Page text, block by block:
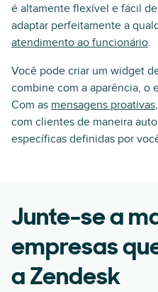
é altamente flexível e fácil
adaptar perfeitamente a
atendimento ao funcionário.
Você pode criar um widget
combine com a aparência, o
Com as mensagens proativas
com clientes de maneira
específicas definidas por
Junte-se a
empresas
a Zendesk